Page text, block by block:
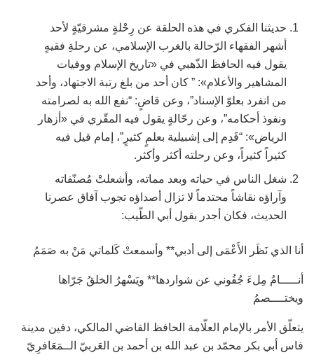
حديثنا الفكري في هذه الحلقة عن رِحْلةٍ مشرقيّةٍ لأحد
أشهر الفقهاء الرّحالة بالغرب الإسلامي، عن رحلةِ فقيهٍ
يقول فيه الحافظ الذّهبي في «تاريخ الإسلام ووفيات
المشاهير والأعلام»: ” كان أحد من بلغ رتبة الاجتهاد، وأحد
من انفرد بعلوّ الإسناد”، وعن قاضٍ: “نفع الله به لصرامته
ونفوذ أحكامه”، وعن رحّالةٍ يقول فيه المقّري في «أزهار
الرياض»: “قَدِم إلى إشبيلية بعلمٍ كثيرٍ”، إمام قيل فيه
كثيراً كثيراً، وعن رحلته أكثر وأكثر.
شغل الناس في حياته وبعد مماته، وأشعلتْ مُصنّفاته
وآراؤه نقاشاً محتدماً لا تزال أصداؤه تجوب آفاق عصرنا
الحديث، فكان أجدر بقول أبي الطّيب:
أنا الذي نَظَر الأَعْمَى إلى أدبي** وأسمعتْ كَلماتي مَنْ به صَمَمُ
أنـــــامُ مِلءَ جُفُوني عن شواردها** ويَسْهرُ الخلقُ جَرّاها
ويختــــصمُ
يتعلّق الأمر بالإمام العلّامة الحافظ القاضي المالكي، دفين مدينة
فاس أبي بكر محمّد بن عبد الله بن أحمد بن العَربيّ الــمَعَافرِيّ